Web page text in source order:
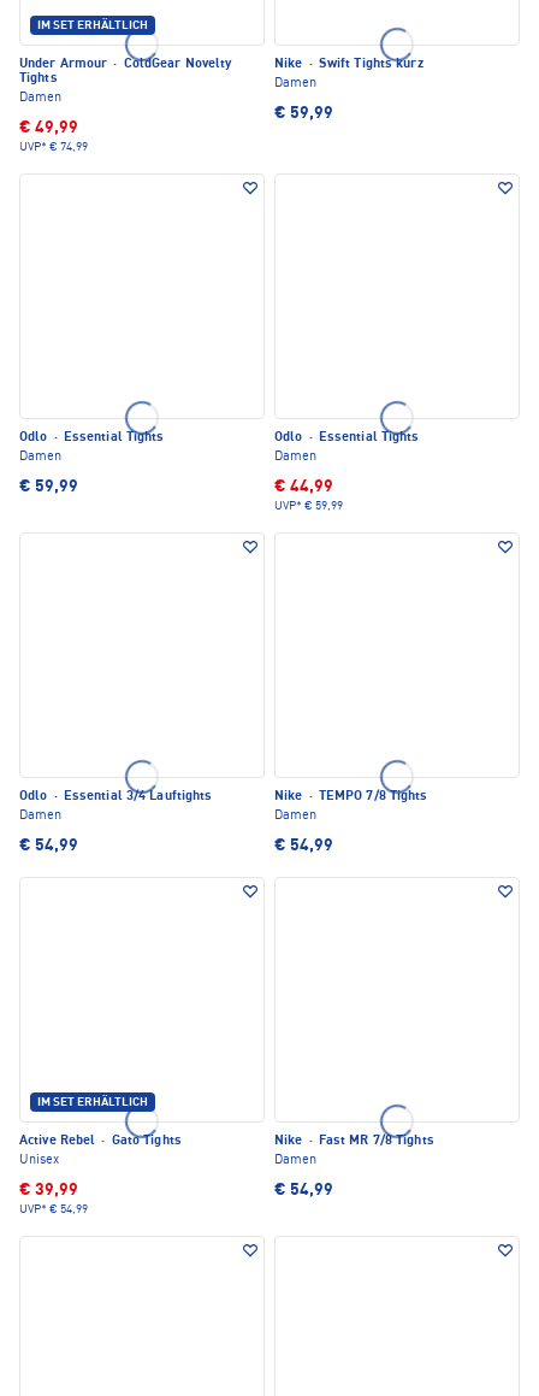
IM SET ERHÄLTLICH
Under Armour · ColdGear Novelty
Tights
Damen
€ 49,99
UVP* € 74,99
Nike · Swift Tights kurz
Damen
€ 59,99
Odlo · Essential Tights
Damen
€ 59,99
Odlo · Essential Tights
Damen
€ 44,99
UVP* € 59,99
Odlo · Essential 3/4 Lauftights
Damen
€ 54,99
Nike ·
TEMPO 7/8 Tights
Damen
€ 54,99
IM SET ERHÄLTLICH
Active Rebel · Gato Tights
Unisex
€ 39,99
UVP* € 54,99
Nike · Fast MR 7/8 Tights
Damen
€ 54,99